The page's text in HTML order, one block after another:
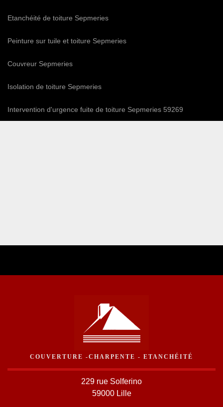
Etanchéité de toiture Sepmeries
Peinture sur tuile et toiture Sepmeries
Couvreur Sepmeries
Isolation de toiture Sepmeries
Intervention d'urgence fuite de toiture Sepmeries 59269
COUVERTURE -CHARPENTE - ETANCHÉITÉ
229 rue Solferino
59000 Lille